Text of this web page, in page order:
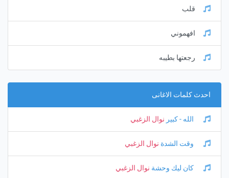
قلب
افهموني
رجعتها بطيبه
احدث كلمات الاغانى
الله - كبير نوال الزغبي
وقت الشدة نوال الزغبي
كان ليك وحشة نوال الزغبي